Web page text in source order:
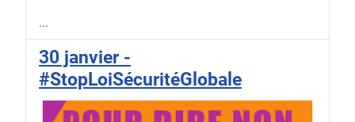
...
30 janvier -
#StopLoiSécuritéGlobale